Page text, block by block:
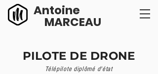
Antoine
MARCEAU
PILOTE DE DRONE
Télépilote diplômé d'état